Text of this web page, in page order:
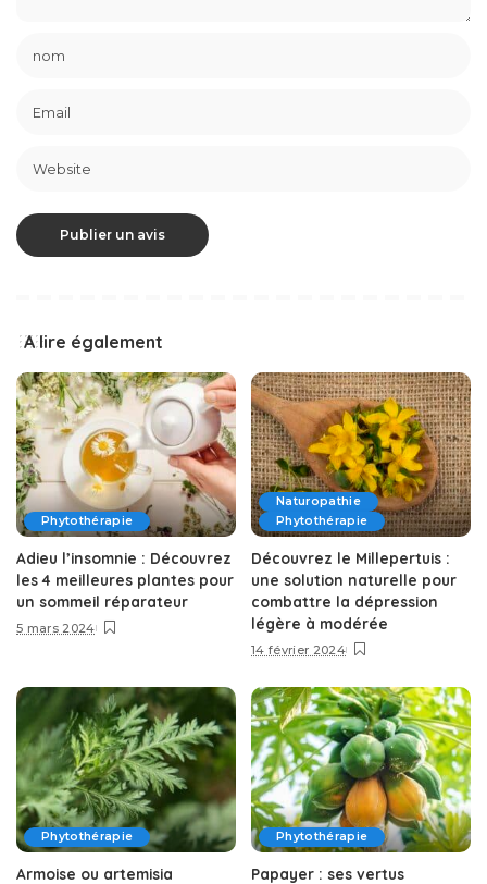
A lire également
Phytothérapie
Adieu l’insomnie : Découvrez
les 4 meilleures plantes pour
un sommeil réparateur
5 mars 2024
Naturopathie
Phytothérapie
Découvrez le Millepertuis :
une solution naturelle pour
combattre la dépression
légère à modérée
14 février 2024
Phytothérapie
Armoise ou artemisia
Phytothérapie
Papayer : ses vertus